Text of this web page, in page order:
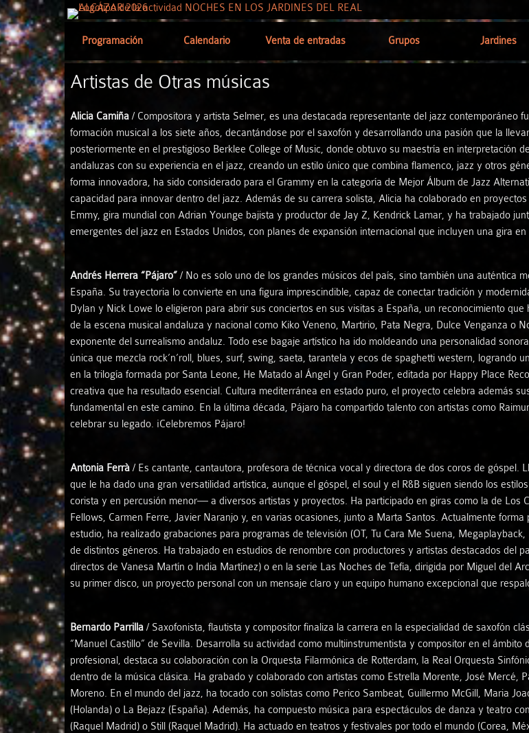
Programación Calendario Venta de entradas Grupos
Alicia Camiña
Alxaraf
Andreas Prittwitz - Ramiro Morales
Andrés Iwasaki
Antonia Ferrà
Axabeba Dúo
Bernardo Parrilla - Daahoud Salim
Cristina Bayón - Ramiro Morales
Cuarteto Isbilya
Diego Villegas - Víctor Franco
Dúo Almaclara
Dura Sorte
Esther Merino
Eternum Saxophon Quartet
Jardines
Artistas de Otras músicas
Alicia Camiña / Compositora y artista Selmer, es una destacada representante del jazz contemporáneo
formación musical a los siete años, decantándose por el saxofón y desarrollando una pasión que la
posteriormente en el prestigioso Berklee College of Music, donde obtuvo su maestría en interpretación
andaluzas con su experiencia en el jazz, creando un estilo único que combina flamenco, jazz y otros
forma innovadora, ha sido considerado para el Grammy en la categoría de Mejor Álbum de Jazz
capacidad para innovar dentro del jazz. Además de su carrera solista, Alicia ha colaborado en
Emmy, gira mundial con Adrian Younge bajista y productor de Jay Z, Kendrick Lamar, y ha trabajado
emergentes del jazz en Estados Unidos, con planes de expansión internacional que incluyen una gira
Andrés Herrera “Pájaro” / No es solo uno de los grandes músicos del país, sino también una auténtica
España. Su trayectoria lo convierte en una figura imprescindible, capaz de conectar tradición y
Dylan y Nick Lowe lo eligieron para abrir sus conciertos en sus visitas a España, un reconocimiento
de la escena musical andaluza y nacional como Kiko Veneno, Martirio, Pata Negra, Dulce Venganza o
exponente del surrealismo andaluz. Todo ese bagaje artístico ha ido moldeando una personalidad
única que mezcla rock’n’roll, blues, surf, swing, saeta, tarantela y ecos de spaghetti western, logrando
en la trilogía formada por Santa Leone, He Matado al Ángel y Gran Poder, editada por Happy Place
creativa que ha resultado esencial. Cultura mediterránea en estado puro, el proyecto celebra además
fundamental en este camino. En la última década, Pájaro ha compartido talento con artistas como
celebrar su legado. ¡Celebremos Pájaro!
Antonia Ferrà / Es cantante, cantautora, profesora de técnica vocal y directora de dos coros de góspel.
que le ha dado una gran versatilidad artística, aunque el góspel, el soul y el R&B siguen siendo los
corista y en percusión menor— a diversos artistas y proyectos. Ha participado en giras como la de Los
Fellows, Carmen Ferre, Javier Naranjo y, en varias ocasiones, junto a Marta Santos. Actualmente
estudio, ha realizado grabaciones para programas de televisión (OT, Tu Cara Me Suena,
de distintos géneros. Ha trabajado en estudios de renombre con productores y artistas destacados del
directos de Vanesa Martín o India Martínez) o en la serie Las Noches de Tefía, dirigida por Miguel del
su primer disco, un proyecto personal con un mensaje claro y un equipo humano excepcional que
Bernardo Parrilla / Saxofonista, flautista y compositor finaliza la carrera en la especialidad de saxofón
“Manuel Castillo” de Sevilla. Desarrolla su actividad como multiinstrumentista y compositor en el
profesional, destaca su colaboración con la Orquesta Filarmónica de Rotterdam, la Real Orquesta
dentro de la música clásica. Ha grabado y colaborado con artistas como Estrella Morente, José Mercé,
Moreno. En el mundo del jazz, ha tocado con solistas como Perico Sambeat, Guillermo McGill, Maria
(Holanda) o La Bejazz (España). Además, ha compuesto música para espectáculos de danza y teatro
(Raquel Madrid) o Still (Raquel Madrid). Ha actuado en teatros y festivales por todo el mundo (Corea,